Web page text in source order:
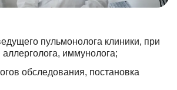
пульмонолога клиники, при
иммунолога;
обследования, постановка